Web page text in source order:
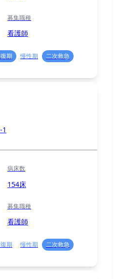
募集職種
看護師
期 慢性期
二次救急
病床数
154床
募集職種
看護師
期 慢性期
二次救急